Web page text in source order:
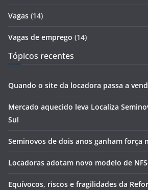
Vagas (14)
Vagas de emprego (14)
Tópicos recentes
Quando o site da locadora passa a
Mercado aquecido leva Localiza
Sul
Seminovos de dois anos ganham força
Locadoras adotam novo modelo de
Equívocos, riscos e fragilidades da